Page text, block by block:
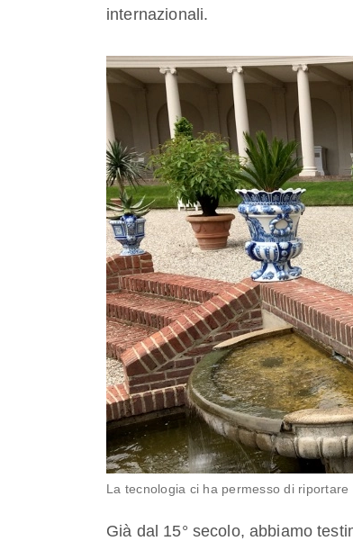
internazionali.
La tecnologia ci ha permesso di riportare
Già dal 15° secolo, abbiamo